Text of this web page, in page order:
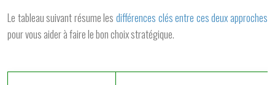
Le tableau suivant résume les différences clés entre ces deux approches
pour vous aider à faire le bon choix stratégique.